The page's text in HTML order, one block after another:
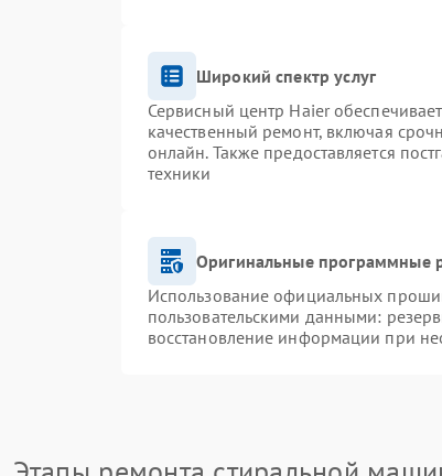
Широкий спектр услуг
Сервисный центр Haier
качественный ремонт, включая
онлайн. Также предоставляется
техники
Оригинальные программные
Использование официальных
пользовательскими данными:
восстановление информации при